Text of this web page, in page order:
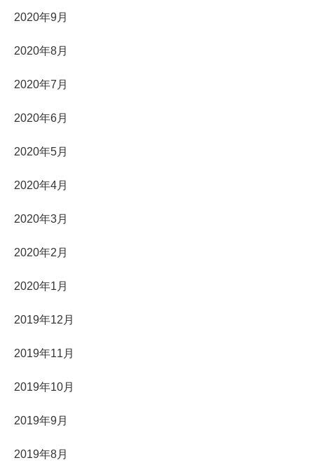
2020年9月
2020年8月
2020年7月
2020年6月
2020年5月
2020年4月
2020年3月
2020年2月
2020年1月
2019年12月
2019年11月
2019年10月
2019年9月
2019年8月